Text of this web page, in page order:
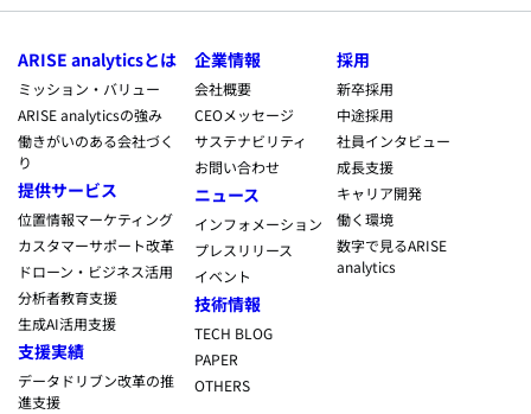
ARISE analyticsとは
ミッション・バリュー
ARISE analyticsの強み
働きがいのある会社づく
り
提供サービス
位置情報マーケティング
カスタマーサポート改革
ドローン・ビジネス活用
分析者教育支援
生成AI活用支援
支援実績
データドリブン改革の推
進支援
企業情報
会社概要
CEOメッセージ
サステナビリティ
お問い合わせ
ニュース
インフォメーション
プレスリリース
イベント
技術情報
TECH BLOG
PAPER
OTHERS
採用
新卒採用
中途採用
社員インタビュー
成長支援
キャリア開発
働く環境
数字で見るARISE
analytics